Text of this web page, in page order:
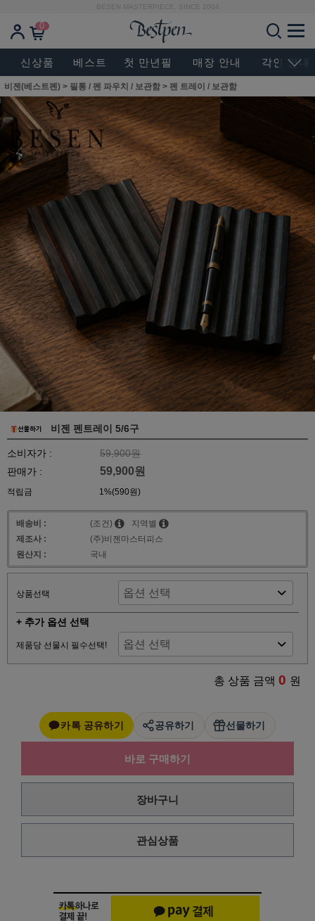
BESEN MASTERPIECE, SINCE 2004
0
신상품 베스트 첫 만년필 매장 안내 각인 안내
비젠(베스트펜) > 필통 / 펜 파우치 / 보관함 > 펜 트레이 / 보관함
비젠 펜트레이 5/6구
소비자가 :
59,900원
판매가 :
59,900원
적립금 1%(590원)
배송비 : (조건)
지역별
제조사 :
(주)비젠마스터피스
원산지 :
국내
상품선택
+ 추가 옵션 선택
제품당 선물시 필수선택!
총 상품 금액 0 원
카톡 공유하기 공유하기 선물하기
바로 구매하기
장바구니
관심상품